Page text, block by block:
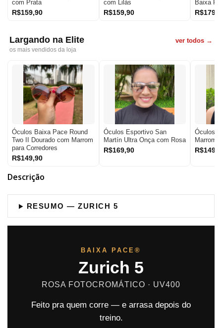
com Prata
R$159,90
com Lilás
R$159,90
Baixa
Largando na Elite
os mais vendidos da loja
ver todos →
Óculos Baixa Pace Round
Two II Dourado com Marrom
para Corredores
R$149,90
Óculos Esportivo San
Martín Ultra Onça com Rosa
R$169,90
Óculos
Marrom
Descrição
RESUMO — ZURICH 5
BAIXA PACE®
Zurich 5
ROSA FOTOCROMÁTICO · UV400
Feito pra quem corre — e arrasa depois do
treino.